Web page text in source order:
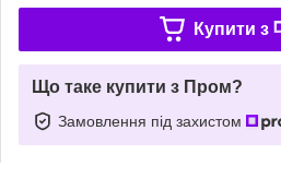
Купити з
Що таке купити з Пром?
Замовлення під захистом